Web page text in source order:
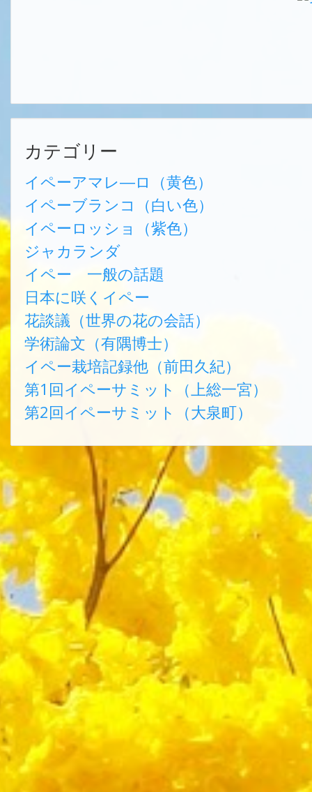
カテゴリー
イペーアマレ―ロ（黄色）
イペーブランコ（白い色）
イペーロッショ（紫色）
ジャカランダ
イペー 一般の話題
日本に咲くイペー
花談議（世界の花の会話）
学術論文（有隅博士）
イペー栽培記録他（前田久紀）
第1回イペーサミット（上総一宮）
第2回イペーサミット（大泉町）